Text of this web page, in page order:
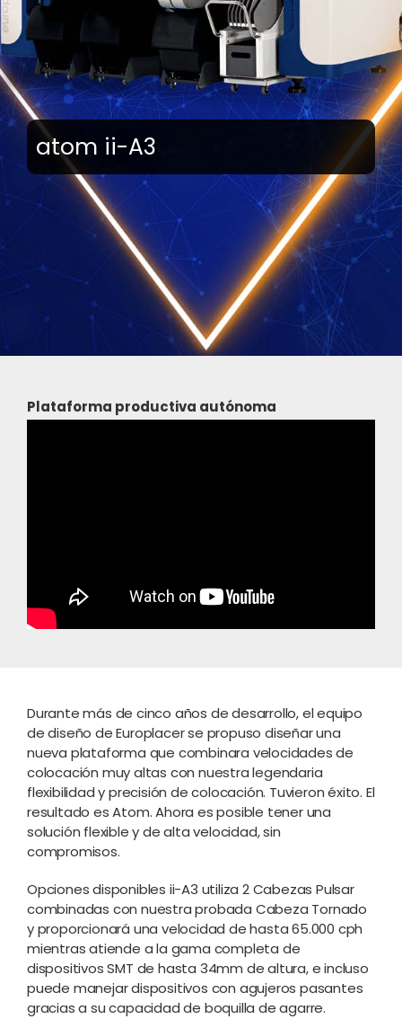
atom ii-A3
Plataforma productiva autónoma
Durante más de cinco años de desarrollo, el equipo
de diseño de Europlacer se propuso diseñar una
nueva plataforma que combinara velocidades de
colocación muy altas con nuestra legendaria
flexibilidad y precisión de colocación. Tuvieron éxito. El
resultado es Atom. Ahora es posible tener una
solución flexible y de alta velocidad, sin
compromisos.
Opciones disponibles ii-A3 utiliza 2 Cabezas Pulsar
combinadas con nuestra probada Cabeza Tornado
y proporcionará una velocidad de hasta 65.000 cph
mientras atiende a la gama completa de
dispositivos SMT de hasta 34mm de altura, e incluso
puede manejar dispositivos con agujeros pasantes
gracias a su capacidad de boquilla de agarre.